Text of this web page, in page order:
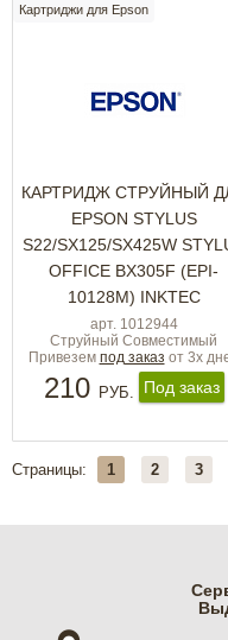
Картриджи для Epson
КАРТРИДЖ СТРУЙНЫЙ
EPSON STYLUS
S22/SX125/SX425W
OFFICE BX305F (EPI-
10128M) INKTEC
арт. 1012944
Струйный Совместимый
Привезем под заказ от 3х
210 РУБ. Под заказ
Страницы: 1 2 3